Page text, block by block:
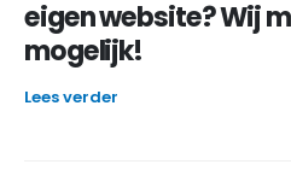
eigen website? Wij
mogelijk!
Lees verder